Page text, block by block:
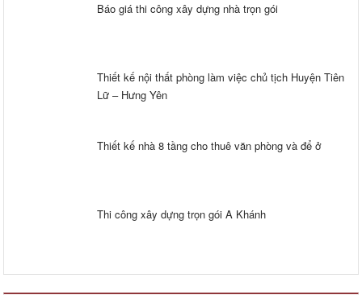
Kiến trúc Jono làm việc rất có trách nhiệm. Mình rất hài lòng
Yên Phong - Bắc Ninh
A Thành – PTGD Lilama3
căn hộ xung quanh
Báo giá thi công xây dựng nhà trọn gói
Thiết kế nội thất phòng làm việc chủ tịch Huyện Tiên
Lữ – Hưng Yên
Thiết kế nhà 8 tầng cho thuê văn phòng và để ở
Thi công xây dựng trọn gói A Khánh